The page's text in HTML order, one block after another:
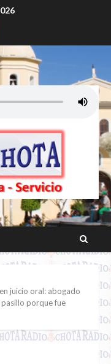
juicio oral: abogado
porque fue